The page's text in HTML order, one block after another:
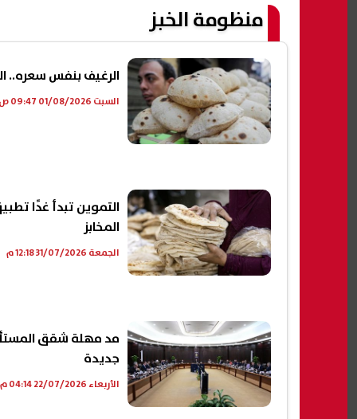
منظومة الخبز
الرغيف بنفس سعره..
السبت 01/08/2026 09:47 ص
التموين تبدأ غدًا
المخابز
الجمعة 31/07/2026 12:18 م
جديدة
الأربعاء 22/07/2026 04:14 م